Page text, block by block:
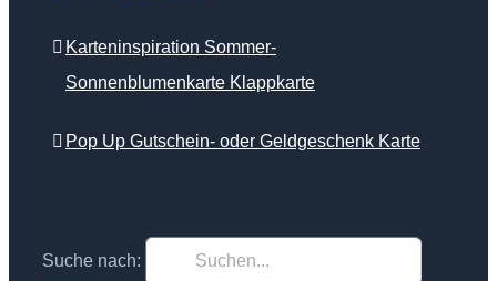
Karteninspiration Sommer-
Sonnenblumenkarte Klappkarte
Pop Up Gutschein- oder Geldgeschenk Karte
Suche nach: